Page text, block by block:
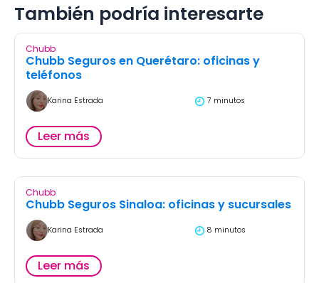
También podría interesarte
Chubb
Chubb Seguros en Querétaro: oficinas y
teléfonos
Karina Estrada 7 minutos
Leer más
Chubb
Chubb Seguros Sinaloa: oficinas y sucursales
Karina Estrada 8 minutos
Leer más